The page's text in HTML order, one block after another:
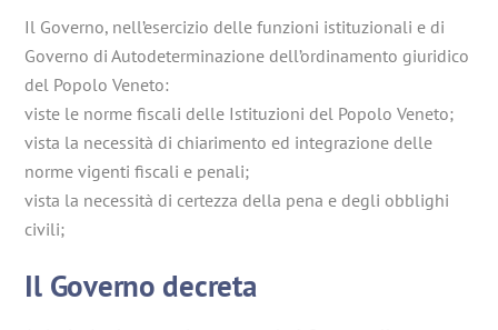
Il Governo, nell’esercizio delle funzioni istituzionali e di
Governo di Autodeterminazione dell’ordinamento giuridico
del Popolo Veneto:
viste le norme fiscali delle Istituzioni del Popolo Veneto;
vista la necessità di chiarimento ed integrazione delle
norme vigenti fiscali e penali;
vista la necessità di certezza della pena e degli obblighi
civili;
Il Governo decreta